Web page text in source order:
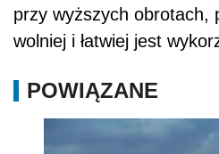
przy wyższych obrotach,
wolniej i łatwiej jest
POWIĄZANE